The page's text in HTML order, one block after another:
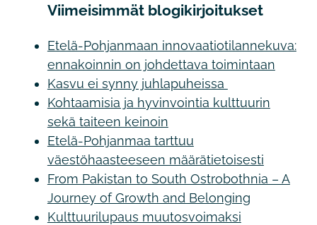
Viimeisimmät blogikirjoitukset
Etelä-Pohjanmaan innovaatiotilannekuva:
ennakoinnin on johdettava toimintaan
Kasvu ei synny juhlapuheissa
Kohtaamisia ja hyvinvointia kulttuurin
sekä taiteen keinoin
Etelä-Pohjanmaa tarttuu
väestöhaasteeseen määrätietoisesti
From Pakistan to South Ostrobothnia – A
Journey of Growth and Belonging
Kulttuurilupaus muutosvoimaksi